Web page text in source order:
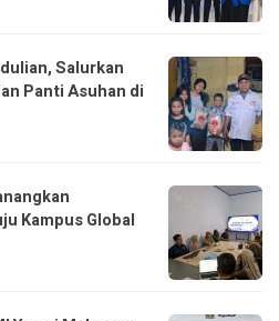
Salurkan
Panti Asuhan di
Kampus Global